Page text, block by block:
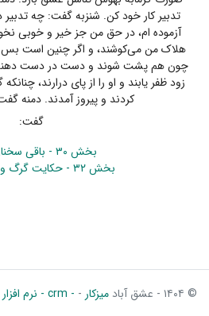
تدبیر کار خود کن. شنزبه گفت: چه تدبیر
آزموده ام، در حق من جز خیر و خوبی
هلاک من می‌کوشند، و اگر چنین است بس
چون هم پشت شوند و دست در دست
زود ظفر یابند و او را از پای درارند،
کردند و پیروز آمدند. دمنه
گفت:
بخش ۳۰ - باقی سخنان شنزبه
بخش ۳۲ - حکایت گرگ و زاغ و شغال
© ۱۴۰۴ - عشق آباد میزکار - - crm - نرم افزار ابری مدیریت کسب و کار